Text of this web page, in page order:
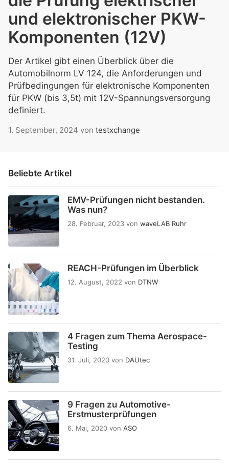
und elektronischer PKW-
Komponenten (12V)
Der Artikel gibt einen Überblick über die
Automobilnorm LV 124, die Anforderungen und
Prüfbedingungen für elektronische Komponenten
für PKW (bis 3,5t) mit 12V-Spannungsversorgung
definiert.
1. September, 2024 von testxchange
Beliebte Artikel
EMV-Prüfungen nicht bestanden.
Was nun?
28. Februar, 2023 von waveLAB Ruhr
REACH-Prüfungen im Überblick
12. August, 2022 von DTNW
4 Fragen zum Thema Aerospace-
Testing
31. Juli, 2020 von DAUtec
9 Fragen zu Automotive-
Erstmusterprüfungen
6. Mai, 2020 von ASO